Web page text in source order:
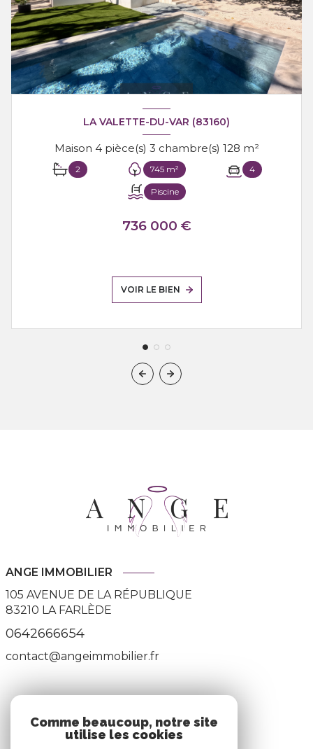
LA VALETTE-DU-VAR (83160)
Maison 4 pièce(s) 3 chambre(s) 128 m²
2 745 m² 4
Piscine
736 000 €
VOIR LE BIEN
ANGE IMMOBILIER
105 AVENUE DE LA RÉPUBLIQUE
83210 LA FARLÈDE
0642666654
contact@angeimmobilier.fr
Nous adhérons
Comme beaucoup, notre site
utilise les cookies